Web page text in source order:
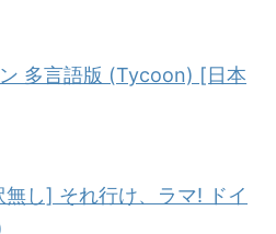
多言語版 (Tycoon) [日本
し] それ行け、ラマ! ドイ